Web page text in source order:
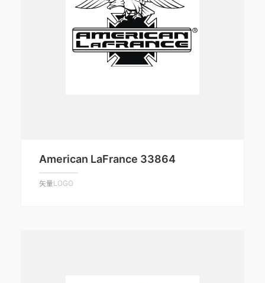
American LaFrance 33864
矢量LOGO